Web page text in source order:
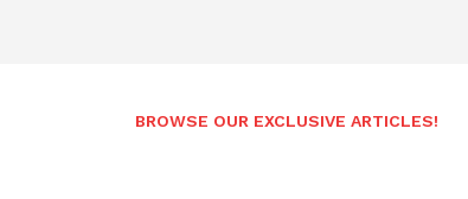
BROWSE OUR EXCLUSIVE ARTICLES!